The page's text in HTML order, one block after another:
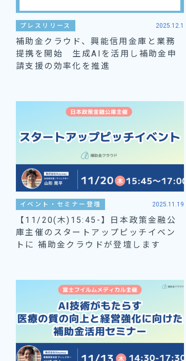
プレスリリース 2025.12.1
補助金クラウド、興能信用金庫と業務
提携を開始 生成AIを活用し補助金申
請支援の効率化を推進
イベント・セミナー登壇 2025.11.19
【11/20(木)15:45-】日本政策金融公
庫主催のスタートアップピッチイベン
トに 補助金クラウドが登壇します